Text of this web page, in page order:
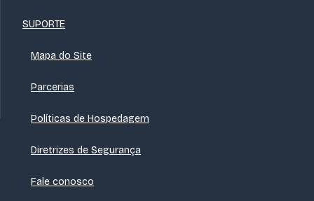
SUPORTE
Mapa do Site
Parcerias
Políticas de Hospedagem
Diretrizes de Segurança
Fale conosco